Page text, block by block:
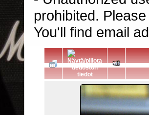
prohibited.
You'll find email